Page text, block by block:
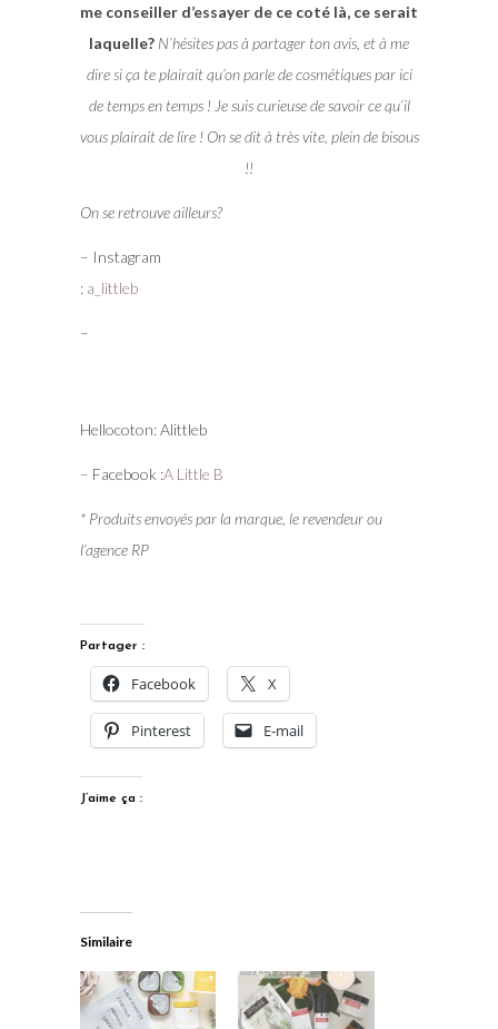
me conseiller d’essayer de ce coté là, ce serait
laquelle? N’hésites pas à partager ton avis, et à me
dire si ça te plairait qu’on parle de cosmétiques par ici
de temps en temps ! Je suis curieuse de savoir ce qu’il
vous plairait de lire ! On se dit à très vite, plein de bisous
!!
On se retrouve ailleurs?
– Instagram
: a_littleb
–
Hellocoton: Alittleb
– Facebook :A Little B
* Produits envoyés par la marque, le revendeur ou
l’agence RP
Partager :
Facebook X
Pinterest E-mail
J’aime ça :
Similaire